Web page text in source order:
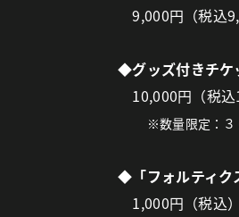
9,000円（税込
◆グッズ付きチケ
10,000円（税込
※数量限定：３
◆「フォルティク
1,000円（税込）